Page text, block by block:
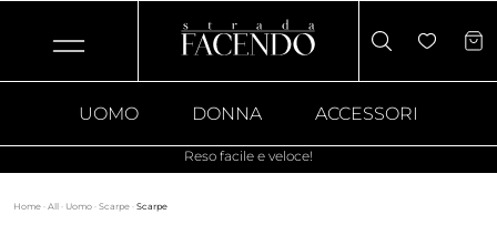
UOMO DONNA ACCESSORI
Reso facile e veloce!
Home · All · Uomo · Scarpe · Scarpe